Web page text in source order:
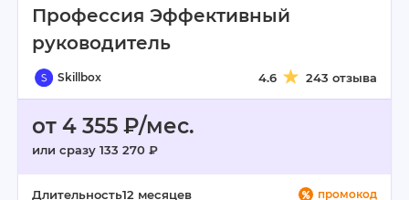
Профессия Эффективный
руководитель
Skillbox 4.6 243 отзыва
от 4 355 ₽/мес.
или сразу 133 270 ₽
промокод
Длительность12 месяцев